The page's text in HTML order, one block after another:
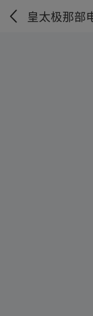
皇太极那部